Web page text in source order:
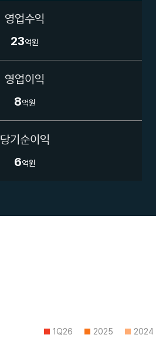
영업수익
23억원
영업이익
8억원
당기순이익
6억원
1Q26 2025 2024